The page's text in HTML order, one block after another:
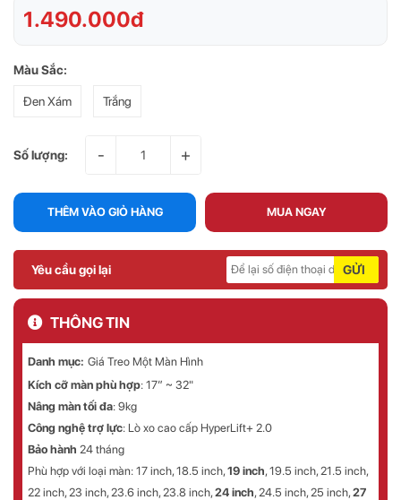
1.490.000đ
Màu Sắc:
Đen Xám Trắng
Số lượng: - +
THÊM VÀO GIỎ HÀNG MUA NGAY
Yêu cầu gọi lại GỬI
THÔNG TIN
Danh mục: Giá Treo Một Màn Hình
Kích cỡ màn phù hợp: 17” ~ 32"
Nâng màn tối đa: 9kg
Công nghệ trợ lực: Lò xo cao cấp HyperLift+ 2.0
Bảo hành 24 tháng
Phù hợp với loại màn: 17 inch, 18.5 inch, 19 inch, 19.5 inch, 21.5 inch,
22 inch, 23 inch, 23.6 inch, 23.8 inch, 24 inch, 24.5 inch, 25 inch, 27